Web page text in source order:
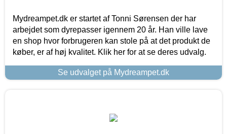
Mydreampet.dk er startet af Tonni Sørensen der har
arbejdet som dyrepasser igennem 20 år. Han ville lave
en shop hvor forbrugeren kan stole på at det produkt de
køber, er af høj kvalitet. Klik her for at se deres udvalg.
Se udvalget på Mydreampet.dk